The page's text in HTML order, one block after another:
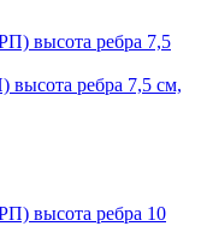
ребра 7,5 см,